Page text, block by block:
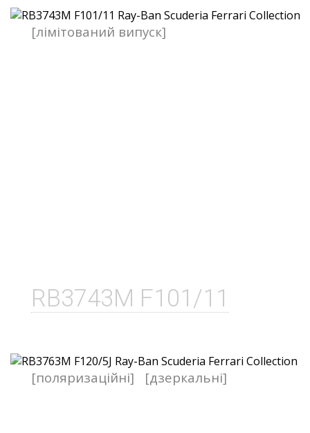
RB3743M F101/11
[лімітований випуск]
[поляризаційні] [дзеркальні]